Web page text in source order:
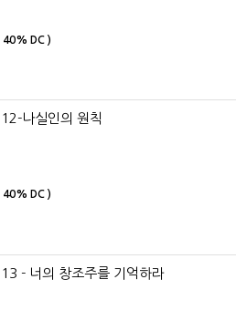
40% DC )
나실인의 원칙
40% DC )
- 너의 창조주를 기억하라